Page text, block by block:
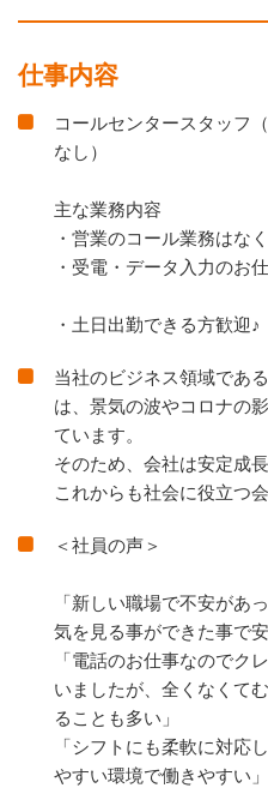
仕事内容
コールセンタースタッフ
なし）
主な業務内容
・営業のコール業務はな
・受電・データ入力のお
・土日出勤できる方歓迎♪
当社のビジネス領域であ
は、景気の波やコロナの
ています。
そのため、会社は安定成長
これからも社会に役立つ
＜社員の声＞
「新しい職場で不安があ
気を見る事ができた事で
「電話のお仕事なのでク
いましたが、全くなくて
ることも多い」
「シフトにも柔軟に対応
やすい環境で働きやすい」